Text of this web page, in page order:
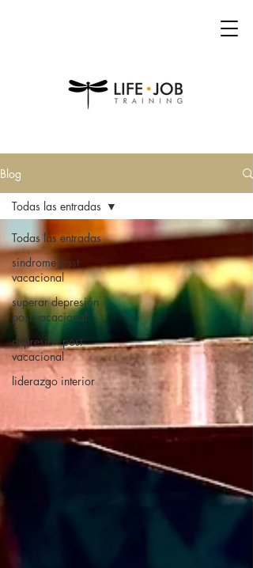
Blog
Todas las entradas
sindrome post
vacacional
superar depresión
post vacacional
depresión post
vacacional
liderazgo interior
Todas las entradas